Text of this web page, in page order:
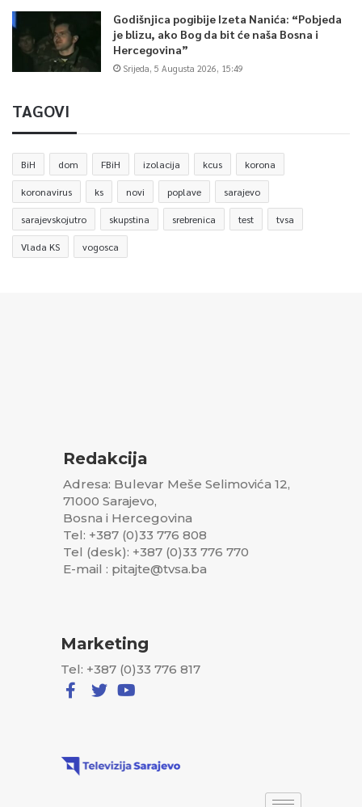
Godišnjica pogibije Izeta Nanića: “Pobjeda
je blizu, ako Bog da bit će naša Bosna i
Hercegovina”
Srijeda, 5 Augusta 2026, 15:49
TAGOVI
BiH dom FBiH izolacija kcus korona
koronavirus ks novi poplave sarajevo
sarajevskojutro skupstina srebrenica test tvsa
Vlada KS vogosca
Redakcija
Adresa: Bulevar Meše Selimovića 12,
71000 Sarajevo,
Bosna i Hercegovina
Tel: +387 (0)33 776 808
Tel (desk): +387 (0)33 776 770
E-mail : pitajte@tvsa.ba
Marketing
Tel: +387 (0)33 776 817